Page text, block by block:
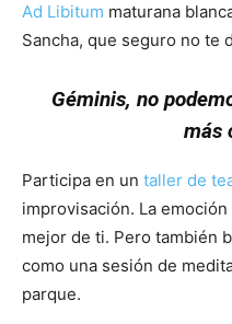
Ad Libitum maturana
Sancha, que seguro no te
Géminis, no
más
Participa en un taller de
improvisación. La
mejor de ti. Pero también
como una sesión de
parque.